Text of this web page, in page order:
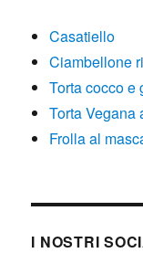
Casatiello
Ciambellone
Torta cocco e
Torta Vegana
Frolla al
I NOSTRI